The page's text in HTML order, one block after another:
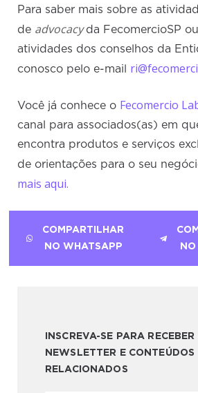
Para saber mais sobre as
de advocacyda FecomercioSP
atividades dos conselhos da
conosco pelo e-mail
Você já conhece o Fecomercio
canal para associados(as) em
encontra produtos e serviços
de orientações para o seu
mais aqui.
COMPARTILHAR
NO WHATSAPP
INSCREVA-SE PARA RECEBER
NEWSLETTER E CONTEÚDOS
RELACIONADOS